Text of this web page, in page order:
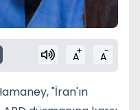
A+ A-
"İran'ın